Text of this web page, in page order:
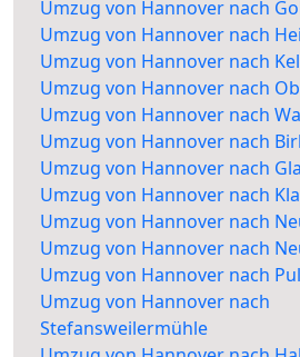
Umzug von Hannover nach
Umzug von Hannover nach
Umzug von Hannover nach
Umzug von Hannover nach
Umzug von Hannover nach
Umzug von Hannover nach
Umzug von Hannover nach
Umzug von Hannover nach
Umzug von Hannover nach
Umzug von Hannover nach
Umzug von Hannover nach
Umzug von Hannover nach
Stefansweilermühle